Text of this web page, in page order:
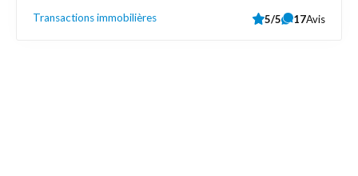
Transactions immobilières 5/5 17Avis